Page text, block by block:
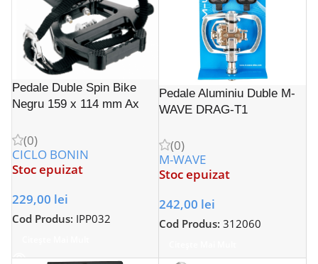
Pedale Duble Spin Bike
Negru 159 x 114 mm Ax
(0)
CICLO BONIN
Stoc epuizat
229,00 lei
Cod Produs: IPP032
Pedale Aluminiu Duble M-
WAVE DRAG-T1
(0)
M-WAVE
Stoc epuizat
242,00 lei
Cod Produs:312060